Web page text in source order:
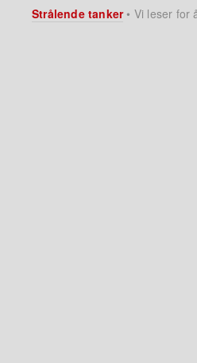
Strålende tanker• Vi leser for